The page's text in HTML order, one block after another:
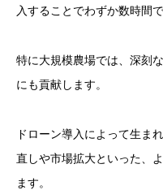
入することでわずか数時間
特に大規模農場では、深刻
にも貢献します。
ドローン導入によって生ま
直しや市場拡大といった、
ます。